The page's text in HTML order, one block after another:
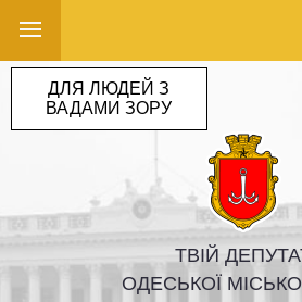
ТВІЙ
ОДЕСЬКОЇ
ДЛЯ ЛЮДЕЙ З
ВАДАМИ ЗОРУ